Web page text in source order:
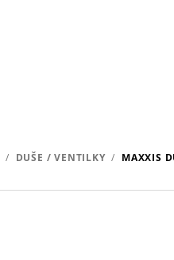
/ DUŠE / VENTILKY / MAXXIS